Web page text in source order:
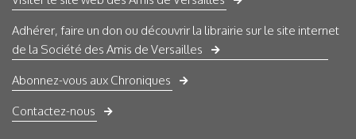
Adhérer, faire un don ou découvrir la librairie sur le site internet
de la Société des Amis de Versailles
Abonnez-vous aux Chroniques
Contactez-nous